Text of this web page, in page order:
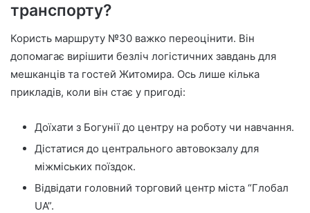
транспорту?
Користь маршруту №30 важко переоцінити. Він
допомагає вирішити безліч логістичних завдань для
мешканців та гостей Житомира. Ось лише кілька
прикладів, коли він стає у пригоді:
Доїхати з Богунії до центру на роботу чи навчання.
Дістатися до центрального автовокзалу для
міжміських поїздок.
Відвідати головний торговий центр міста “Глобал
UA”.